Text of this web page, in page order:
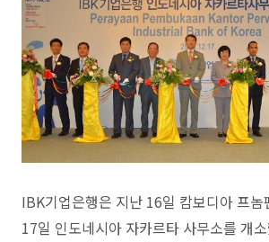
IBK기업은행은 지난 16일 캄보디아 프놈
17일 인도네시아 자카르타 사무소를 개